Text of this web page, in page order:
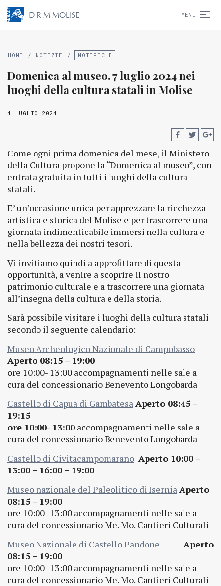
D R M MOLISE MENU
HOME / NOTIZIE / NOTIFICHE
Domenica al museo. 7 luglio 2024 nei
luoghi della cultura statali in Molise
4 LUGLIO 2024
Come ogni prima domenica del mese, il Ministero
della Cultura propone la “Domenica al museo”, con
entrata gratuita in tutti i luoghi della cultura
statali.
E’ un’occasione unica per apprezzare la ricchezza
artistica e storica del Molise e per trascorrere una
giornata indimenticabile immersi nella cultura e
nella bellezza dei nostri tesori.
Vi invitiamo quindi a approfittare di questa
opportunità, a venire a scoprire il nostro
patrimonio culturale e a trascorrere una giornata
all’insegna della cultura e della storia.
Sarà possibile visitare i luoghi della cultura statali
secondo il seguente calendario:
Museo Archeologico Nazionale di Campobasso
Aperto 08:15 – 19:00
ore 10:00- 13:00 accompagnamenti nelle sale a
cura del concessionario Benevento Longobarda
Castello di Capua di GambatesaAperto 08:45 –
19:15
ore 10:00- 13:00 accompagnamenti nelle sale a
cura del concessionario Benevento Longobarda
Castello di Civitacampomarano Aperto 10:00 –
13:00 – 16:00 – 19:00
Museo nazionale del Paleolitico di IserniaAperto
08:15 – 19:00
ore 10:00- 13:00 accompagnamenti nelle sale a
cura del concessionario Me. Mo. Cantieri Culturali
Museo Nazionale di Castello Pandone
Aperto
08:15 – 19:00
ore 10:00- 13:00 accompagnamenti nelle sale a
cura del concessionario Me. Mo. Cantieri Culturali